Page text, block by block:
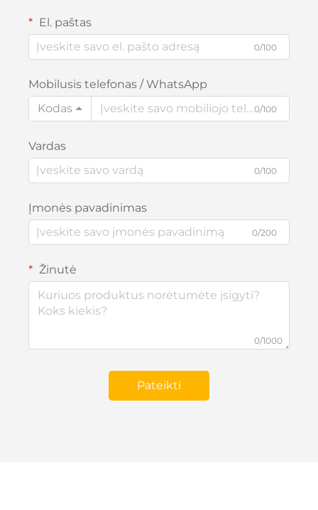
El. paštas
0/100
Mobilusis telefonas / WhatsApp
Kodas
0/100
Vardas
0/100
Įmonės pavadinimas
0/200
Žinutė
0/1000
Pateikti